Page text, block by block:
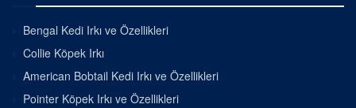
Bengal Kedi Irkı ve Özellikleri
Collie Köpek Irkı
American Bobtail Kedi Irkı ve Özellikleri
Pointer Köpek Irkı ve Özellikleri